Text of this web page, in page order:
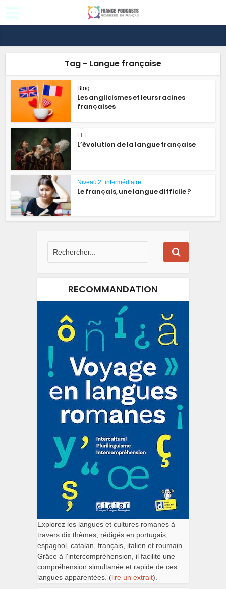
Tag - Langue française
Blog
Les anglicismes et leurs racines
françaises
FLE
L’évolution de la langue française
Niveau 2 : intermédiaire
Le français, une langue difficile ?
RECOMMANDATION
Explorez les langues et cultures romanes à
travers dix thèmes, rédigés en portugais,
espagnol, catalan, français, italien et roumain.
Grâce à l'intercompréhension, il facilite une
compréhension simultanée et rapide de ces
langues apparentées. (lire un extrait).